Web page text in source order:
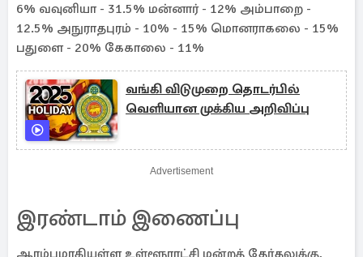
6% வவுனியா - 31.5% மன்னார் - 12% அம்பாறை -
12.5% அநுராதபுரம் - 10% - 15% மொனராகலை - 15%
பதுளை - 20% கேகாலை - 11%
வங்கி விடுமுறை தொடர்பில்
வெளியான முக்கிய அறிவிப்பு
Advertisement
இரண்டாம் இணைப்பு
ஆரம்பமாகியுள்ள உள்ளூராட்சி மன்றத் தேர்தலுக்கு,